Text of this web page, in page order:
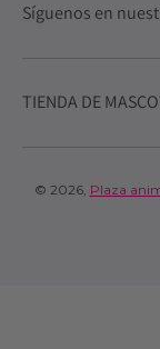
Síguenos en
TIENDA DE
© 2026, Plaza